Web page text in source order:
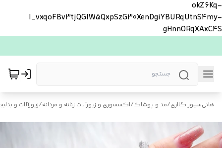
okZ6Kq-
l_vxqoFBv3tjQGlW5QxpSzG30XenDgiYBURqUtnS4my-
gHnnORqXAxC4S
هانی‌سیلور گالری/مد و پوشاک/اکسسوری و زیورآلات زنانه و مردانه/زیورآلات و